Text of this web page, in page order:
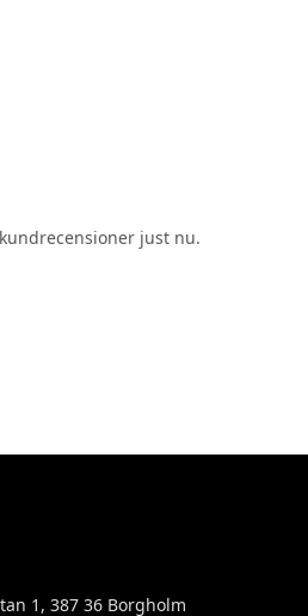
just nu.
1, 387 36 Borgholm